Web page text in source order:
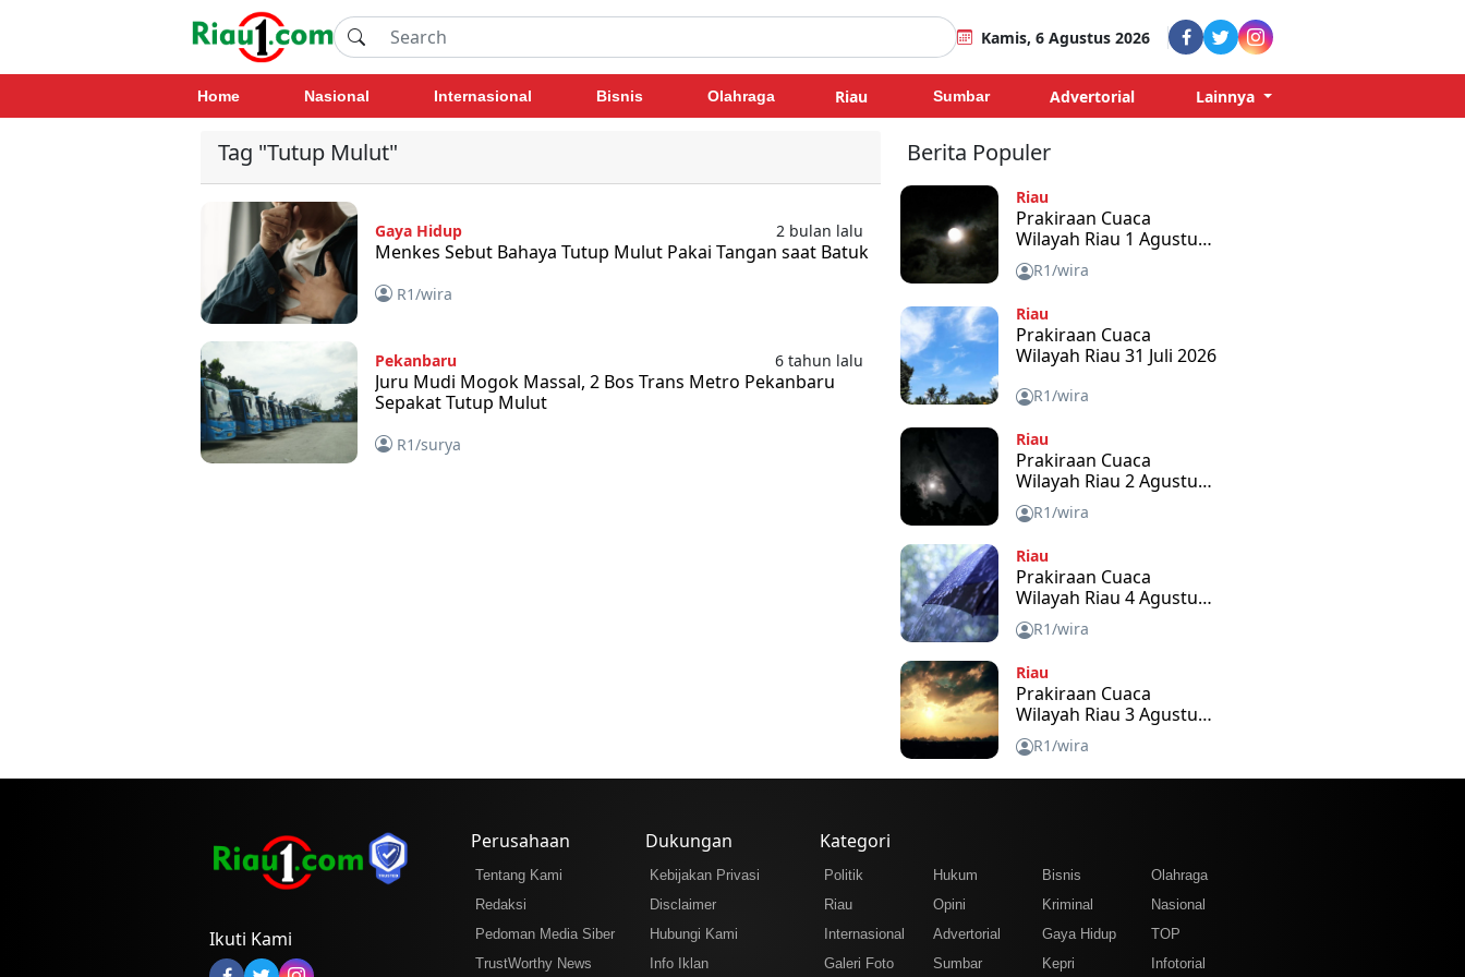
Kamis, 6 Agustus 2026
Home Nasional Internasional Bisnis Olahraga Riau Sumbar Advertorial Lainnya
Tag "Tutup Mulut"
Gaya Hidup 2 bulan lalu
Menkes Sebut Bahaya Tutup Mulut Pakai Tangan saat Batuk
R1/wira
Pekanbaru 6 tahun lalu
Juru Mudi Mogok Massal, 2 Bos Trans Metro Pekanbaru
Sepakat Tutup Mulut
R1/surya
Berita Populer
Riau
Prakiraan Cuaca
Wilayah Riau 1 Agustus
2026R1/wira
Riau
Prakiraan Cuaca
Wilayah Riau 31 Juli 2026
R1/wira
Riau
Prakiraan Cuaca
Wilayah Riau 2 Agustus
2026R1/wira
Riau
Prakiraan Cuaca
Wilayah Riau 4 Agustus
2026R1/wira
Riau
Prakiraan Cuaca
Wilayah Riau 3 Agustus
2026R1/wira
Ikuti Kami
Perusahaan
Tentang Kami
Redaksi
Pedoman Media Siber
TrustWorthy News
Dukungan
Kebijakan Privasi
Disclaimer
Hubungi Kami
Info Iklan
Kategori
Politik Hukum Bisnis
Olahraga
Riau
Opini Kriminal
Nasional
Internasional
Advertorial Gaya Hidup
TOP
Galeri Foto
Sumbar Kepri Infotorial